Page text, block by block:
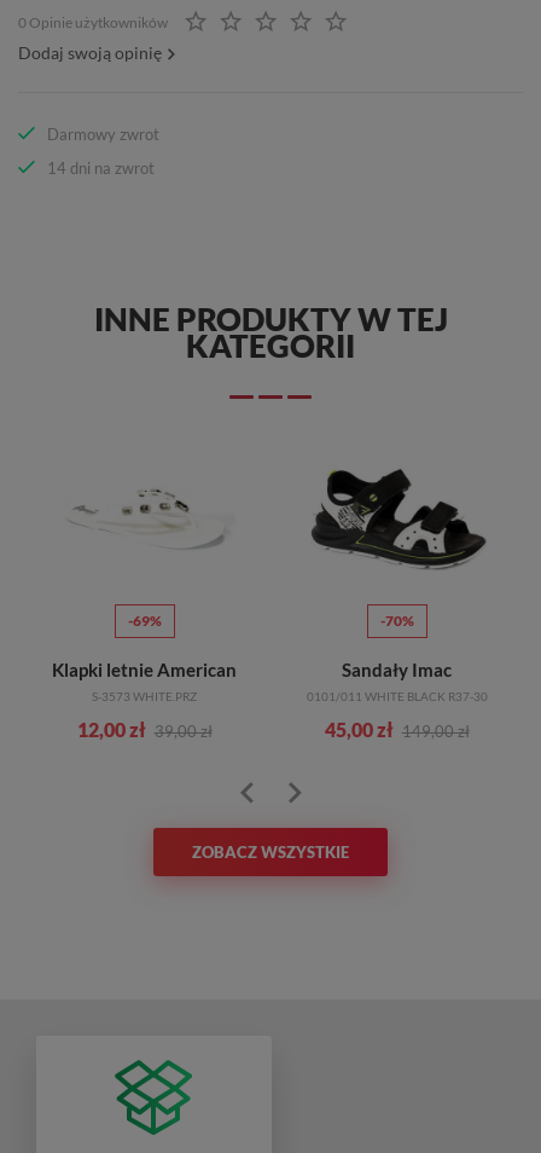
0 Opinie użytkowników
Dodaj swoją opinię
Darmowy zwrot
14 dni na zwrot
INNE PRODUKTY W TEJ
KATEGORII
-69%
Klapki letnie American
S-3573 WHITE.PRZ
12,00 zł 39,00 zł
-70%
Sandały Imac
0101/011 WHITE BLACK R37-30
45,00 zł 149,00 zł
ZOBACZ WSZYSTKIE